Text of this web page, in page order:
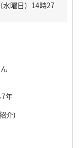
曜日）14時27
年
介)